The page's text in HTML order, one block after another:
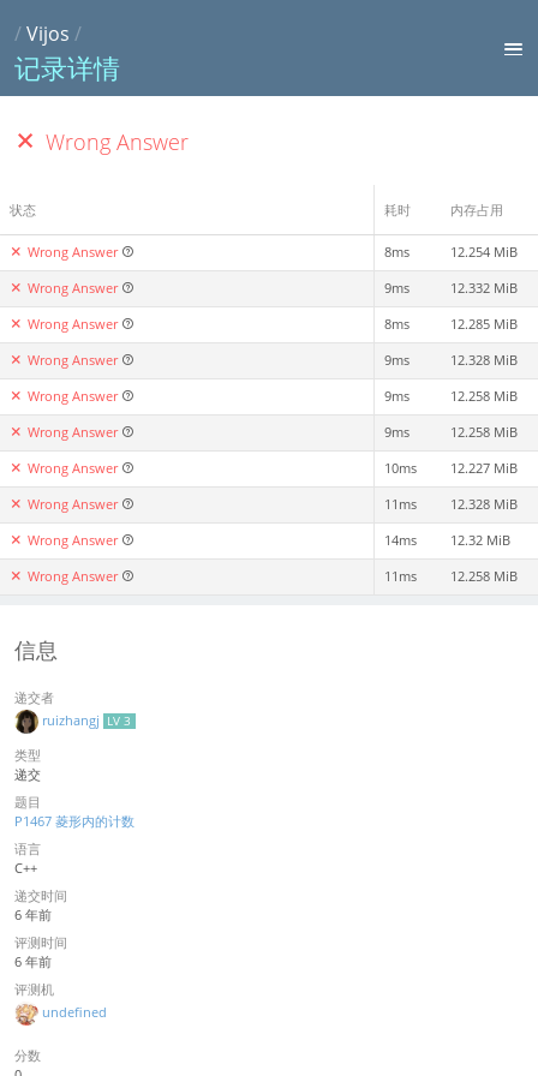
/Vijos /
记录详情
Wrong Answer
状态 耗时 内存占用
Wrong Answer 8ms 12.254 MiB
Wrong Answer 9ms 12.332 MiB
Wrong Answer 8ms 12.285 MiB
Wrong Answer 9ms 12.328 MiB
Wrong Answer 9ms 12.258 MiB
Wrong Answer 9ms 12.258 MiB
Wrong Answer 10ms 12.227 MiB
Wrong Answer 11ms 12.328 MiB
Wrong Answer 14ms 12.32 MiB
Wrong Answer 11ms 12.258 MiB
信息
递交者
ruizhangj LV 3
类型
递交
题目
P1467 菱形内的计数
语言
C++
递交时间
6 年前
评测时间
6 年前
评测机
undefined
分数